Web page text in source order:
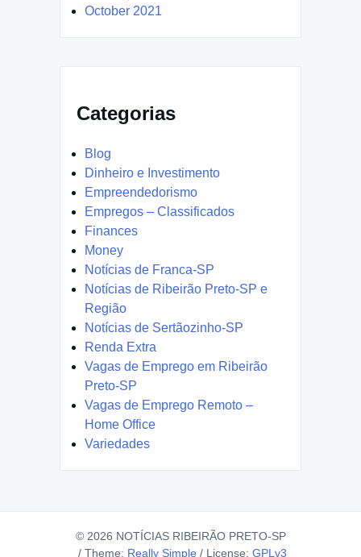
October 2021
Categorias
Blog
Dinheiro e Investimento
Empreendedorismo
Empregos – Classificados
Finances
Money
Notícias de Franca-SP
Notícias de Ribeirão Preto-SP e
Região
Notícias de Sertãozinho-SP
Renda Extra
Vagas de Emprego em Ribeirão
Preto-SP
Vagas de Emprego Remoto –
Home Office
Variedades
© 2026 NOTÍCIAS RIBEIRÃO PRETO-SP
/Theme: Really Simple /License: GPLv3